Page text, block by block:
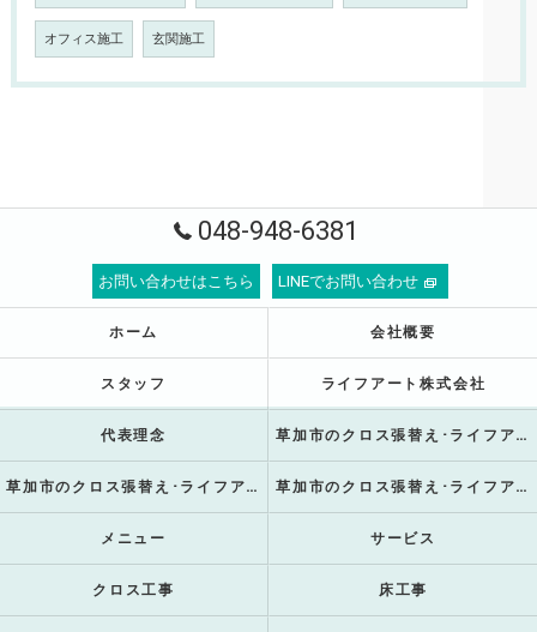
オフィス施工 玄関施工
048-948-6381
お問い合わせはこちら LINEでお問い合わせ
ホーム 会社概要
スタッフ ライフアート株式会社
代表理念 草加市のクロス張替え･ライフアート株式会社の口コミ情報
草加市のクロス張替え･ライフアート株式会社の評判 草加市のクロス張替え･ライフアート株式会社のお客様の声
メニュー サービス
クロス工事 床工事